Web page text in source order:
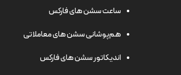
ساعت سشن های فارکس
هم‌پوشانی سشن های معاملاتی
اندیکاتور سشن های فارکس